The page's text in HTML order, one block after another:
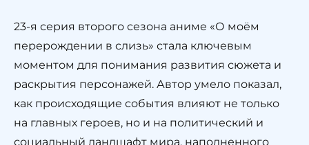
23-я серия второго сезона аниме «О моём
перерождении в слизь» стала ключевым
моментом для понимания развития сюжета и
раскрытия персонажей. Автор умело показал,
как происходящие события влияют не только
на главных героев, но и на политический и
социальный ландшафт мира, наполненного